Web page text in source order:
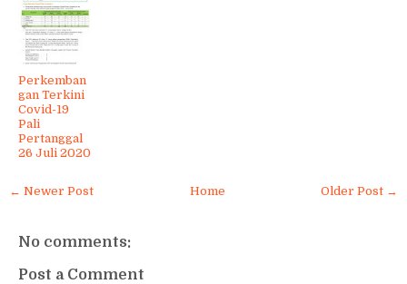
Perkemban
gan Terkini
Covid-19
Pali
Pertanggal
26 Juli 2020
← Newer Post Older Post →
Home
No comments:
Post a Comment